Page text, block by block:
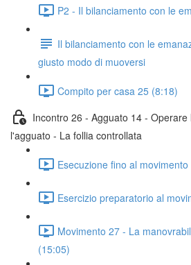
P2 - Il bilanciamento con le
Il bilanciamento con le
giusto modo di muoversi
Compito per casa 25 (8:18)
Incontro 26 - Agguato 14 -
l'agguato - La follia controllata
Esecuzione fino al
Esercizio preparatorio al
Movimento 27 - La
(15:05)